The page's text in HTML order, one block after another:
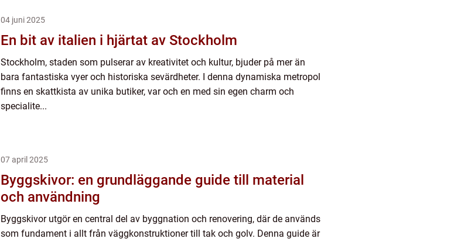
04 juni 2025
En bit av italien i hjärtat av Stockholm
Stockholm, staden som pulserar av kreativitet och kultur, bjuder på mer än
bara fantastiska vyer och historiska sevärdheter. I denna dynamiska metropol
finns en skattkista av unika butiker, var och en med sin egen charm och
specialite...
07 april 2025
Byggskivor: en grundläggande guide till material
och användning
Byggskivor utgör en central del av byggnation och renovering, där de används
som fundament i allt från väggkonstruktioner till tak och golv. Denna guide är